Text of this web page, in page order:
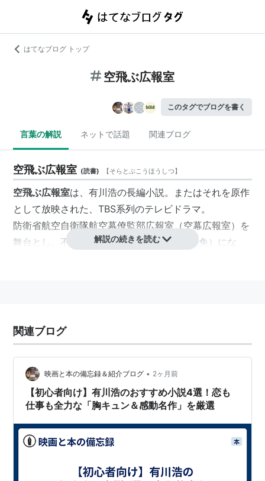
はてなブログ トップ
空飛ぶ広報室
このタグでブログを書く
言葉の解説 ネットで話題 関連ブログ
空飛ぶ広報室 (読書) 【そらとぶこうほうしつ】
空飛ぶ広報室は、有川浩の長編小説。またはそれを原作
として放映された、TBS系列のテレビドラマ。
防衛省航空自衛隊航空幕僚監部広報室（空幕広報室）を
舞台とし、不慮の事故でP免（パイロット罷免）にな
2012年7月27日発売。
ドラマ
2013年4月14日から6月23日にかけて、TBS系列の『日
曜劇場』で放送されたテレビドラマ。主演は新垣結衣。
単行本
空飛ぶ広報室
解説の続きを読む
関連ブログ
映画と本の備忘録＆紹介ブログ • 2ヶ月前
【初心者向け】有川浩のおすすめ小説4選！恋も
仕事も全力な「胸キュン＆感動名作」を厳選